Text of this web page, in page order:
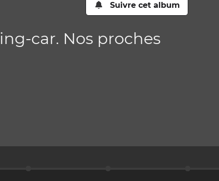
Suivre cet album
car. Nos proches